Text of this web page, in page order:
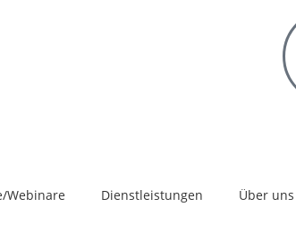
Webinare Dienstleistungen Über uns